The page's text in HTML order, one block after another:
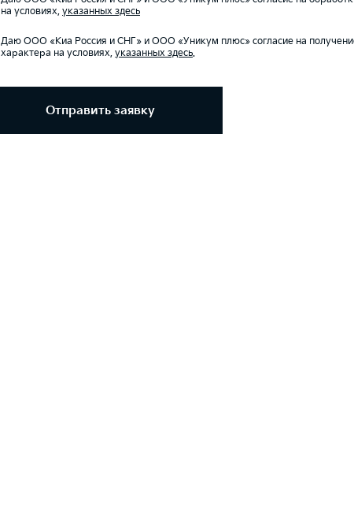
на условиях, указанных здесь
Даю ООО «Киа Россия и СНГ» и ООО «Уникум плюс» согласие на
характера на условиях, указанных здесь.
Отправить заявку